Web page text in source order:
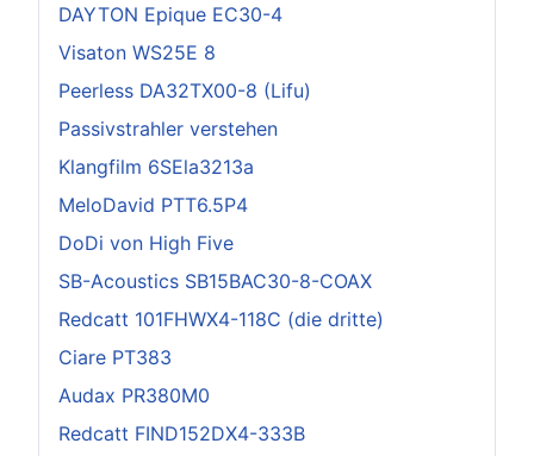
DAYTON Epique EC30-4
Visaton WS25E 8
Peerless DA32TX00-8 (Lifu)
Passivstrahler verstehen
Klangfilm 6SEla3213a
MeloDavid PTT6.5P4
DoDi von High Five
SB-Acoustics SB15BAC30-8-COAX
Redcatt 101FHWX4-118C (die dritte)
Ciare PT383
Audax PR380M0
Redcatt FIND152DX4-333B